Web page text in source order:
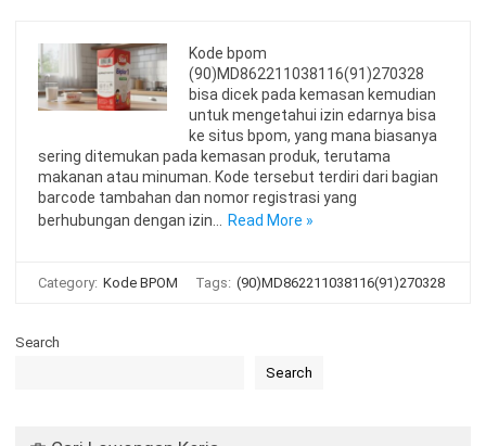
Kode bpom
(90)MD862211038116(91)270328
bisa dicek pada kemasan kemudian
untuk mengetahui izin edarnya bisa
ke situs bpom, yang mana biasanya
sering ditemukan pada kemasan produk, terutama
makanan atau minuman. Kode tersebut terdiri dari bagian
barcode tambahan dan nomor registrasi yang
berhubungan dengan izin…
Read More »
Category: Kode BPOM Tags: (90)MD862211038116(91)270328
Search
Search